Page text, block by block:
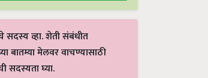
व्हा. शेती संबंधीत
बातम्या मेलवर वाचण्यासाठी
सदस्यता घ्या.